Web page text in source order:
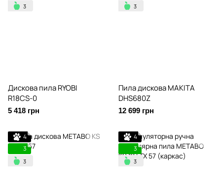
Дискова пила RYOBI
R18CS-0
5 418 грн
Пила дискова MAKITA
DHS680Z
12 699 грн
4
3
4
3